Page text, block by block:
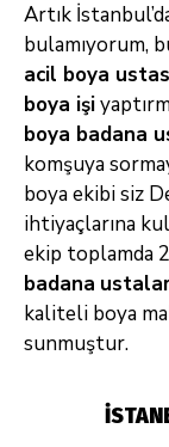
Artık
bulamıyorum,
acil boya
boya işi
boya badana
komşuya
boya ekibi siz
ihtiyaçlarına
ekip toplamda
badana
kaliteli boya
sunmuştur.